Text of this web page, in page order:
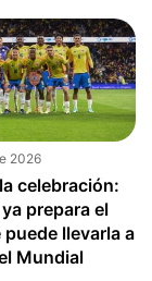
2026
celebración:
prepara el
llevarla a
Mundial